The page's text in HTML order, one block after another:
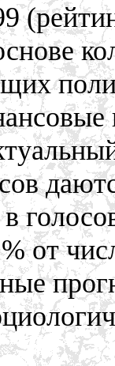
в
от